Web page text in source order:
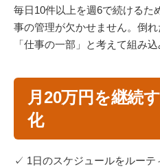
毎日10件以上を週6で続けるた
事の管理が欠かせません。倒
「仕事の一部」と考えて組み込
月20万円を継続
化
✓ 1日のスケジュールをルー